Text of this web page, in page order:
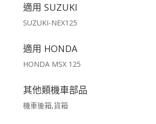
適用 SUZUKI
SUZUKI-NEX125
適用 HONDA
HONDA MSX 125
其他類機車部品
機車後箱,貨箱